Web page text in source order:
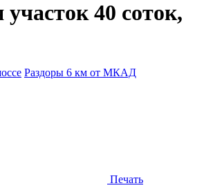
40 соток,
Раздоры 6 км от МКАД
Печать